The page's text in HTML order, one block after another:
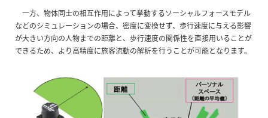
一方、物体同士の相互作用によって挙動するソーシャルフォースモデル
などのシミュレーションの場合、密度に変換せず、歩行速度に与える影響
が大きい方向の人物までの距離と、歩行速度の関係性を直接用いることが
できるため、より高精度に旅客流動の解析を行うことが可能となります。